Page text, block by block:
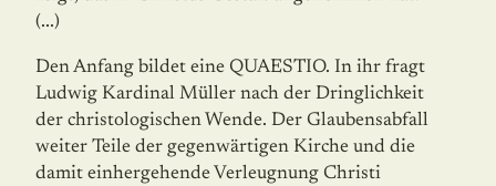
(...)
Den Anfang bildet eine QUAESTIO. In ihr fragt
Ludwig Kardinal Müller nach der Dringlichkeit
der christologischen Wende. Der Glaubensabfall
weiter Teile der gegen­wär­tigen Kirche und die
damit einhergehende Verleugnung Christi